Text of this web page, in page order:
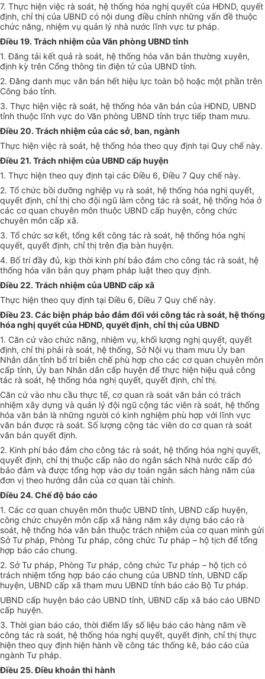
7. Thực hiện việc rà soát, hệ thống hóa nghị quyết của HĐND, quyết
định, chỉ thị của UBND có nội dung điều chỉnh những vấn đề thuộc
chức năng, nhiệm vụ quản lý nhà nước lĩnh vực tư pháp.
Điều 19. Trách nhiệm của Văn phòng UBND tỉnh
1. Đăng tải kết quả rà soát, hệ thống hóa văn bản thường xuyên,
định kỳ trên Cổng thông tin điện tử của UBND tỉnh.
2. Đăng danh mục văn bản hết hiệu lực toàn bộ hoặc một phần trên
Công báo tỉnh.
3. Thực hiện việc rà soát, hệ thống hóa văn bản của HĐND, UBND
tỉnh thuộc lĩnh vực do Văn phòng UBND tỉnh trực tiếp tham mưu.
Điều 20. Trách nhiệm của các sở, ban, ngành
Thực hiện việc rà soát, hệ thống hóa theo quy định tại Quy chế này.
Điều 21. Trách nhiệm của UBND cấp huyện
1. Thực hiện theo quy định tại các Điều 6, Điều 7 Quy chế này.
2. Tổ chức bồi dưỡng nghiệp vụ rà soát, hệ thống hóa nghị quyết,
quyết định, chỉ thị cho đội ngũ làm công tác rà soát, hệ thống hóa ở
các cơ quan chuyên môn thuộc UBND cấp huyện, công chức
chuyên môn cấp xã.
3. Tổ chức sơ kết, tổng kết công tác rà soát, hệ thống hóa nghị
quyết, quyết định, chỉ thị trên địa bàn huyện.
4. Bố trí đầy đủ, kịp thời kinh phí bảo đảm cho công tác rà soát, hệ
thống hóa văn bản quy phạm pháp luật theo quy định.
Điều 22. Trách nhiệm của UBND cấp xã
Thực hiện theo quy định tại Điều 6, Điều 7 Quy chế này.
Điều 23. Các biện pháp bảo đảm đối với công tác rà soát, hệ thống
hóa nghị quyết của HĐND, quyết định, chỉ thị của UBND
1. Căn cứ vào chức năng, nhiệm vụ, khối lượng nghị quyết, quyết
định, chỉ thị phải rà soát, hệ thống, Sở Nội vụ tham mưu Ủy ban
Nhân dân tỉnh bố trí biên chế phù hợp cho các cơ quan chuyên môn
cấp tỉnh, Ủy ban Nhân dân cấp huyện để thực hiện hiệu quả công
tác rà soát, hệ thống hóa nghị quyết, quyết định, chỉ thị.
Căn cứ vào nhu cầu thực tế, cơ quan rà soát văn bản có trách
nhiệm xây dựng và quản lý đội ngũ cộng tác viên rà soát, hệ thống
hóa văn bản là những người có kinh nghiệm phù hợp với lĩnh vực
văn bản được rà soát. Số lượng cộng tác viên do cơ quan rà soát
văn bản quyết định.
2. Kinh phí bảo đảm cho công tác rà soát, hệ thống hóa nghị quyết,
quyết định, chỉ thị thuộc cấp nào do ngân sách Nhà nước cấp đó
bảo đảm và được tổng hợp vào dự toán ngân sách hàng năm của
đơn vị theo hướng dẫn của cơ quan tài chính.
Điều 24. Chế độ báo cáo
1. Các cơ quan chuyên môn thuộc UBND tỉnh, UBND cấp huyện,
công chức chuyên môn cấp xã hàng năm xây dựng báo cáo rà
soát, hệ thống hóa văn bản thuộc trách nhiệm của cơ quan mình gửi
Sở Tư pháp, Phòng Tư pháp, công chức Tư pháp – hộ tịch để tổng
hợp báo cáo chung.
2. Sở Tư pháp, Phòng Tư pháp, công chức Tư pháp – hộ tịch có
trách nhiệm tổng hợp báo cáo chung của UBND tỉnh, UBND cấp
huyện, UBND cấp xã tham mưu UBND tỉnh báo cáo Bộ Tư pháp.
UBND cấp huyện báo cáo UBND tỉnh, UBND cấp xã báo cáo UBND
cấp huyện.
3. Thời gian báo cáo, thời điểm lấy số liệu báo cáo hàng năm về
công tác rà soát, hệ thống hóa nghị quyết, quyết định, chỉ thị thực
hiện theo quy định hiện hành về công tác thống kê, báo cáo của
ngành Tư pháp.
Điều 25. Điều khoản thi hành